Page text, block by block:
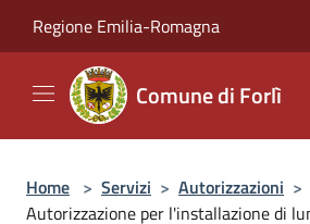
Regione Emilia-Romagna
Comune di Forlì
Home > Servizi > Autorizzazioni >
Autorizzazione per l'installazione di